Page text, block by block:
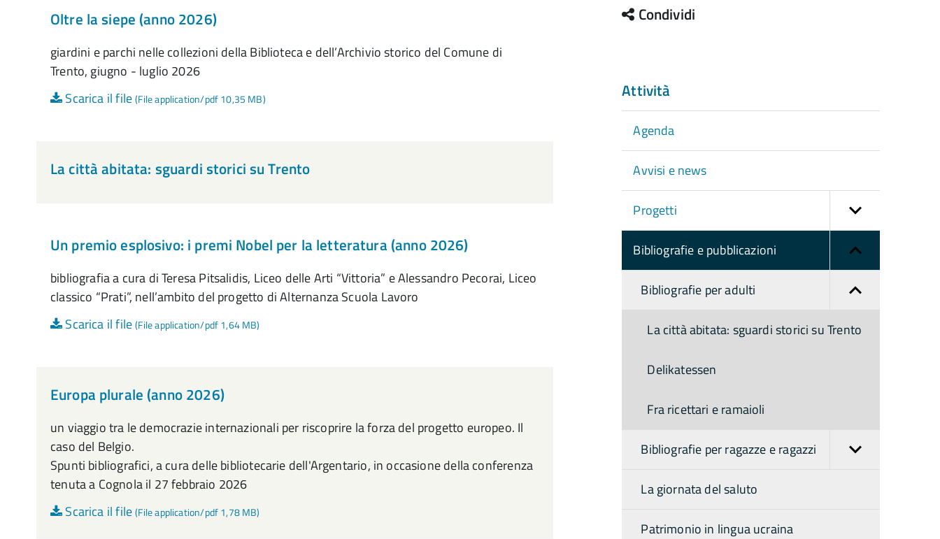
Oltre la siepe (anno 2026)
giardini e parchi nelle collezioni della Biblioteca e dell’Archivio storico del Comune di
Trento, giugno - luglio 2026
Scarica il file(File application/pdf 10,35 MB)
La città abitata: sguardi storici su Trento
Un premio esplosivo: i premi Nobel per la letteratura (anno 2026)
bibliografia a cura di Teresa Pitsalidis, Liceo delle Arti “Vittoria” e Alessandro Pecorai, Liceo
classico “Prati”, nell’ambito del progetto di Alternanza Scuola Lavoro
Scarica il file(File application/pdf 1,64 MB)
Europa plurale (anno 2026)
un viaggio tra le democrazie internazionali per riscoprire la forza del progetto europeo. Il
caso del Belgio.
Spunti bibliografici, a cura delle bibliotecarie dell'Argentario, in occasione della conferenza
tenuta a Cognola il 27 febbraio 2026
Scarica il file(File application/pdf 1,78 MB)
Condividi
Attività
Agenda
Avvisi e news
Progetti
Bibliografie e pubblicazioni
Bibliografie per adulti
La città abitata: sguardi storici su Trento
Delikatessen
Fra ricettari e ramaioli
Bibliografie per ragazze e ragazzi
La giornata del saluto
Patrimonio in lingua ucraina